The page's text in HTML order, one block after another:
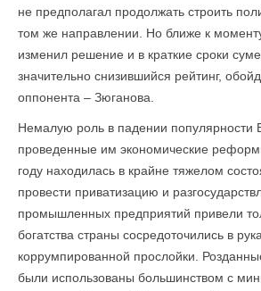
не предполагал продолжать строить
том же направлении. Но ближе к
изменил решение и в краткие сроки
значительно снизившийся рейтинг,
оппонента – Зюганова.
Немалую роль в падении популярности
проведенные им экономические
году находилась в крайне тяжелом
провести приватизацию и
промышленных предприятий привели
богатства страны сосредоточились в
коррумпированной прослойки.
были использованы большинством с